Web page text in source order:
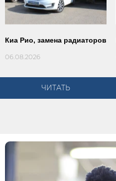
Киа Рио, замена радиаторов
06.08.2026
ЧИТАТЬ